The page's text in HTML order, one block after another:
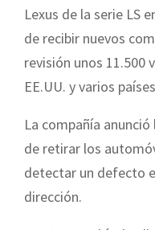
Lexus de la serie LS
de recibir nuevos
revisión unos 11.500
EE.UU. y varios
La compañía
de retirar los
detectar un defecto
dirección.